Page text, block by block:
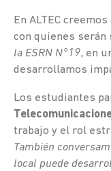
En ALTEC
con quienes serán
la ESRN N°19, en
desarrollamos
Los estudiantes
trabajo y el rol
También
local puede